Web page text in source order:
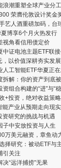
潮重塑全球产业分工
荣膺伦敦设计奖金
艺人酒重磅加码，台
博享6个月火热发行
视角看信用债定价
证电池主题ETF联接
以价值深耕夯实发展
工智能ETF华夏正在
解：你的资产到底被
组合构建的“进”与“
+投资，绝对收益策略
能产业从预期走向现实
资研究的挑战与机遇
子中安放投资与人生
万美元融资，章鱼动
择研究：被动ETF与
引关注
“远洋捕捞”无果